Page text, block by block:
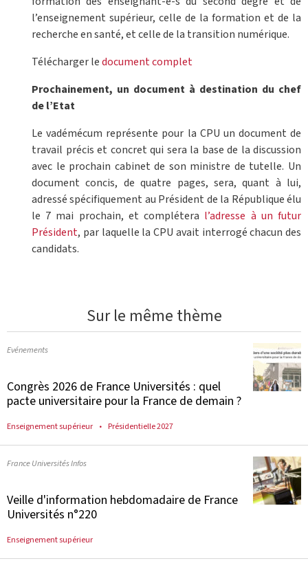
l’enseignement supérieur, celle de la formation et de la
recherche en santé, et celle de la transition numérique.
Télécharger ledocument complet
Prochainement, un document à destination du chef
de l’Etat
Le vadémécum représente pour la CPU un document de
travail précis et concret qui sera la base de la discussion
avec le prochain cabinet de son ministre de tutelle. Un
document concis, de quatre pages, sera, quant à lui,
adressé spécifiquement au Président de la République élu
le 7 mai prochain, et complétera l’adresse à un futur
Président, par laquelle la CPU avait interrogé chacun des
candidats.
Sur le même thème
Evénements
Congrès 2026 de France Universités : quel
pacte universitaire pour la France de demain ?
Enseignement supérieur Présidentielle 2027
France Universités Infos
Veille d'information hebdomadaire de France
Universités n°220
Enseignement supérieur